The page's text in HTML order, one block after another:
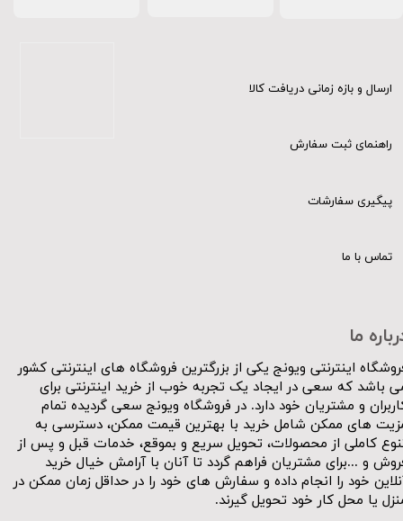
ما
اینترنتی ویونج یکی از بزرگترین فروشگاه های اینترنتی کشور
باشد که سعی در ایجاد یک تجربه خوب از خرید اینترنتی برای
و مشتریان خود دارد. در فروشگاه ویونج سعی گردیده تمام
های ممکن شامل خرید با بهترین قیمت ممکن، دسترسی به
کاملی از محصولات، تحویل سریع و بموقع، خدمات قبل و پس از
و ...برای مشتریان فراهم گردد تا آنان با آرامش خیال خرید
خود را انجام داده و سفارش های خود را در حداقل زمان ممکن در
یا محل کار خود تحویل گیرند.​​​​​​​
ارسال و بازه زمانی دریافت کالا
راهنمای ثبت سفارش
پیگیری سفارشات
تماس با ما